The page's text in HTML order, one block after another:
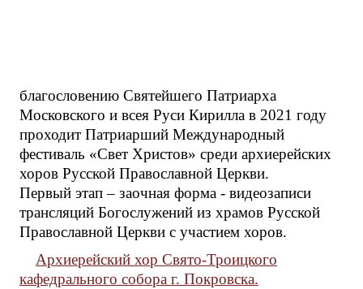
благословению Святейшего Патриарха
Московского и всея Руси Кирилла в 2021 году
проходит Патриарший Международный
фестиваль «Свет Христов» среди архиерейских
хоров Русской Православной Церкви.
Первый этап – заочная форма - видеозаписи
трансляций Богослужений из храмов Русской
Православной Церкви с участием хоров.
Архиерейский хор Свято-Троицкого
кафедрального собора г. Покровска.